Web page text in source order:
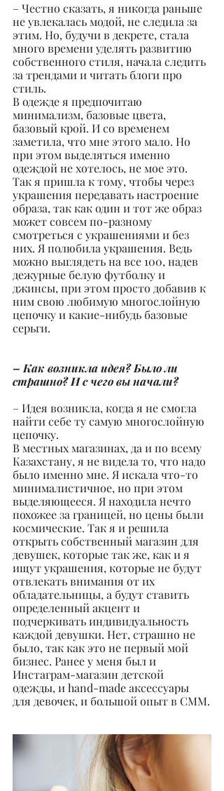
– Честно сказать, я никогда раньше
не увлекалась модой, не следила за
этим. Но, будучи в декрете, стала
много времени уделять развитию
собственного стиля, начала следить
за трендами и читать блоги про
стиль.
В одежде я предпочитаю
минимализм, базовые цвета,
базовый крой. И со временем
заметила, что мне этого мало. Но
при этом выделяться именно
одеждой не хотелось, не мое это.
Так я пришла к тому, чтобы через
украшения передавать настроение
образа, так как один и тот же образ
может совсем по-разному
смотреться с украшениями и без
них. Я полюбила украшения. Ведь
можно выглядеть на все 100, надев
дежурные белую футболку и
джинсы, при этом просто добавив к
ним свою любимую многослойную
цепочку и какие-нибудь базовые
серьги.
– Как возникла идея? Было ли
страшно? И с чего вы начали?
– Идея возникла, когда я не смогла
найти себе ту самую многослойную
цепочку.
В местных магазинах, да и по всему
Казахстану, я не видела то, что надо
было именно мне. Я искала что-то
минималистичное, но при этом
выделяющееся. Я находила нечто
похожее за границей, но цены были
космические. Так я и решила
открыть собственный магазин для
девушек, которые так же, как и я
ищут украшения, которые не будут
отвлекать внимания от их
обладательницы, а будут ставить
определенный акцент и
подчеркивать индивидуальность
каждой девушки. Нет, страшно не
было, так как это не первый мой
бизнес. Ранее у меня был и
Инстаграм-магазин детской
одежды, и hand-made аксессуары
для девочек, и большой опыт в СММ.